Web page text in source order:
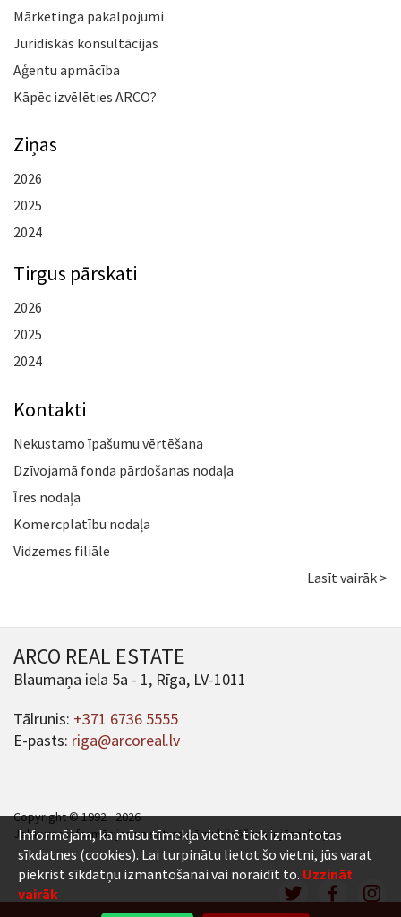
Mārketinga pakalpojumi
Juridiskās konsultācijas
Aģentu apmācība
Kāpēc izvēlēties ARCO?
Ziņas
2026
2025
2024
Tirgus pārskati
2026
2025
2024
Kontakti
Nekustamo īpašumu vērtēšana
Dzīvojamā fonda pārdošanas nodaļa
Īres nodaļa
Komercplatību nodaļa
Vidzemes filiāle
Lasīt vairāk >
ARCO REAL ESTATE
Blaumaņa iela 5a - 1, Rīga, LV-1011
Tālrunis: +371 6736 5555
E-pasts: riga@arcoreal.lv
Copyright © 1992 - 2026
Jebkuras informācijas un satura pārpublicēšana ir jāsaskaņo.
Informējam, ka mūsu tīmekļa vietnē tiek izmantotas
sīkdatnes (cookies). Lai turpinātu lietot šo vietni, jūs varat
piekrist sīkdatņu izmantošanai vai noraidīt to. Uzzināt
vairāk